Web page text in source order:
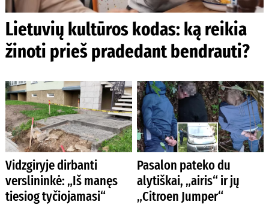
Lietuvių kultūros kodas: ką reikia
žinoti prieš pradedant bendrauti?
Vidzgiryje dirbanti
verslininkė: „Iš manęs
tiesiog tyčiojamasi“
Pasalon pateko du
alytiškai, „airis“ ir jų
„Citroen Jumper“